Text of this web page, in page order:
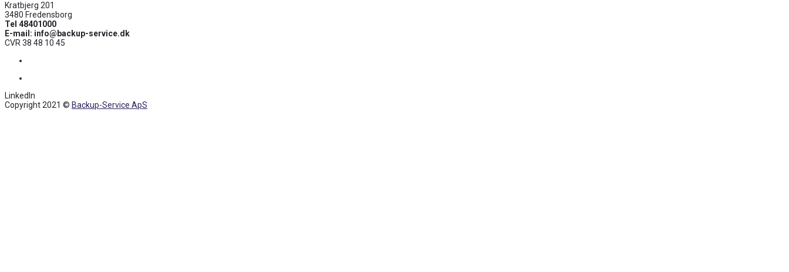
Kratbjerg 201
3480 Fredensborg
Tel 48401000
E-mail: info@backup-service.dk
CVR 38 48 10 45
LinkedIn
Copyright 2021 © Backup-Service ApS